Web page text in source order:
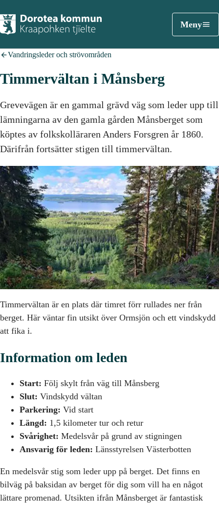
Meny
Vandringsleder och strövområden
Timmervältan i Månsberg
Grevevägen är en gammal grävd väg som leder upp till
lämningarna av den gamla gården Månsberget som
köptes av folkskolläraren Anders Forsgren år 1860.
Därifrån fortsätter stigen till timmervältan.
Timmervältan är en plats där timret förr rullades ner från
berget. Här väntar fin utsikt över Ormsjön och ett vindskydd
att fika i.
Information om leden
Start: Följ skylt från väg till Månsberg
Slut: Vindskydd vältan
Parkering: Vid start
Längd: 1,5 kilometer tur och retur
Svårighet: Medelsvår på grund av stigningen
Ansvarig för leden: Länsstyrelsen Västerbotten
En medelsvår stig som leder upp på berget. Det finns en
bilväg på baksidan av berget för dig som vill ha en något
lättare promenad. Utsikten ifrån Månsberget är fantastisk